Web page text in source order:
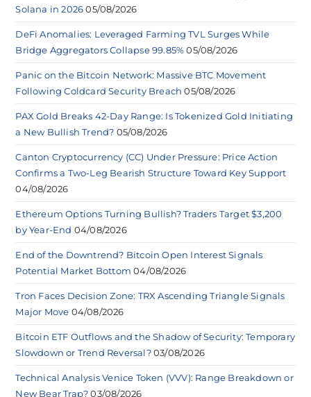
Solana in 2026 05/08/2026
DeFi Anomalies: Leveraged Farming TVL Surges While
Bridge Aggregators Collapse 99.85% 05/08/2026
Panic on the Bitcoin Network: Massive BTC Movement
Following Coldcard Security Breach 05/08/2026
PAX Gold Breaks 42-Day Range: Is Tokenized Gold Initiating
a New Bullish Trend? 05/08/2026
Canton Cryptocurrency (CC) Under Pressure: Price Action
Confirms a Two-Leg Bearish Structure Toward Key Support
04/08/2026
Ethereum Options Turning Bullish? Traders Target $3,200
by Year-End 04/08/2026
End of the Downtrend? Bitcoin Open Interest Signals
Potential Market Bottom 04/08/2026
Tron Faces Decision Zone: TRX Ascending Triangle Signals
Major Move 04/08/2026
Bitcoin ETF Outflows and the Shadow of Security: Temporary
Slowdown or Trend Reversal? 03/08/2026
Technical Analysis Venice Token (VVV): Range Breakdown or
New Bear Trap? 03/08/2026